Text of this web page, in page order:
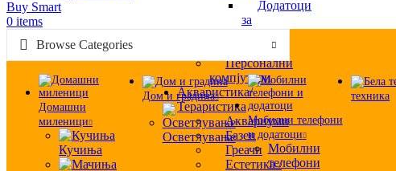
Додатоци
за
лаптопи
Монитори
Персонални
компјутери
Акваристика/
Тераристика
Аквариуми
Базен
Греачи
Естетика /
0 items
Browse Categories
Домашни
миленици
Кучиња
Дом и градина
Осветлување
Мобилни телефони
и додатоци
Мобилни
телефони
техника